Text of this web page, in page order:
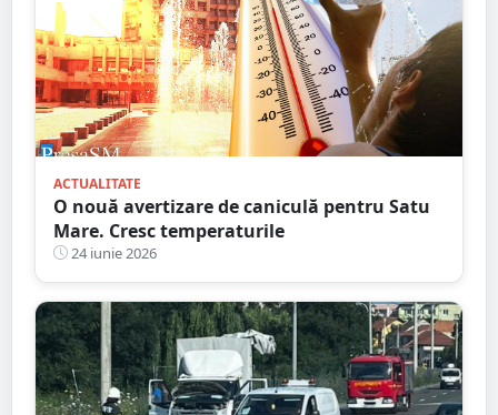
ACTUALITATE
O nouă avertizare de caniculă pentru Satu
Mare. Cresc temperaturile
24 iunie 2026